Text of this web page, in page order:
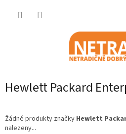
Hewlett Packard
Žádné produkty značky Hewlett
nalezeny...